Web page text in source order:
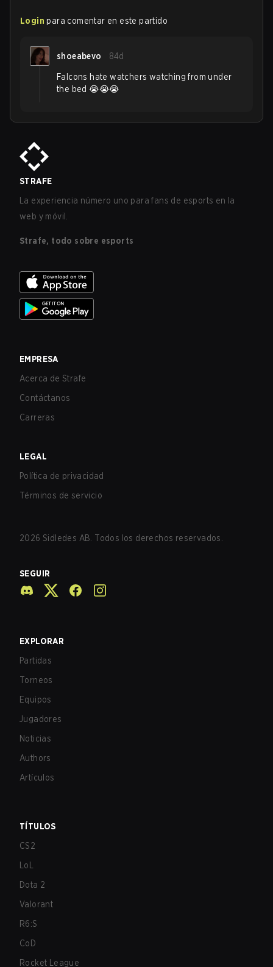
Login para comentar en este partido
shoeabevo 84d
Falcons hate watchers watching from under
the bed 😭😭😭
STRAFE
La experiencia número uno para fans de esports en la
web y móvil.
Strafe, todo sobre esports
EMPRESA
Acerca de Strafe
Contáctanos
Carreras
LEGAL
Política de privacidad
Términos de servicio
2026 Sidledes AB. Todos los derechos reservados.
SEGUIR
EXPLORAR
Partidas
Torneos
Equipos
Jugadores
Noticias
Authors
Artículos
TÍTULOS
CS2
LoL
Dota 2
Valorant
R6:S
CoD
Rocket League